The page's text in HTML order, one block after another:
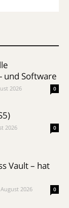
und Software
2026 0
2026 0
Vault – hat
2026 0